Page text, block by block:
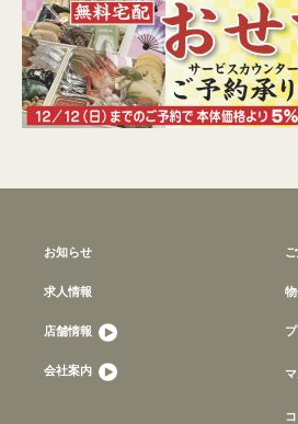
お知らせ
求人情報
店舗情報
会社案内